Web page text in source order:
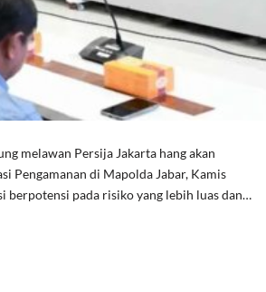
melawan Persija Jakarta hang akan
Pengamanan di Mapolda Jabar, Kamis
berpotensi pada risiko yang lebih luas dan…